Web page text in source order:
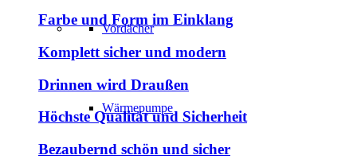
Vordächer
Wärmepumpe
Farbe und Form im Einklang
Komplett sicher und modern
Drinnen wird Draußen
Höchste Qualität und Sicherheit
Bezaubernd schön und sicher